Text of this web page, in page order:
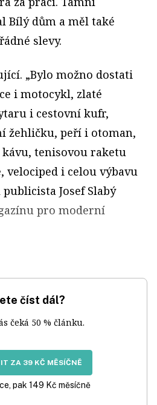
Bílý dům a měl také
slevy.
„Bylo možno dostati
i motocykl, zlaté
i cestovní kufr,
žehličku, peří i otoman,
tenisovou raketu
velociped i celou výbavu
Josef Slabý
pro moderní
číst dál?
čeká 50 % článku.
ZA 39 KČ MĚSÍČNĚ
pak 149 Kč měsíčně